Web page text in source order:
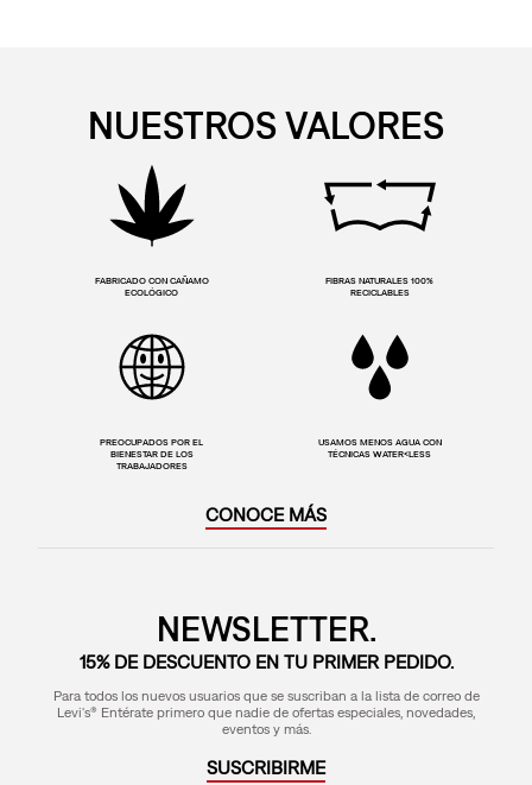
NUESTROS VALORES
FABRICADO CON CAÑAMO
ECOLÓGICO
FIBRAS NATURALES 100%
RECICLABLES
PREOCUPADOS POR EL
BIENESTAR DE LOS
TRABAJADORES
USAMOS MENOS AGUA CON
TÉCNICAS WATER<LESS
CONOCE MÁS
NEWSLETTER.
15% DE DESCUENTO EN TU PRIMER PEDIDO.
Para todos los nuevos usuarios que se suscriban a la lista de correo de
Levi's® Entérate primero que nadie de ofertas especiales, novedades,
eventos y más.
SUSCRIBIRME